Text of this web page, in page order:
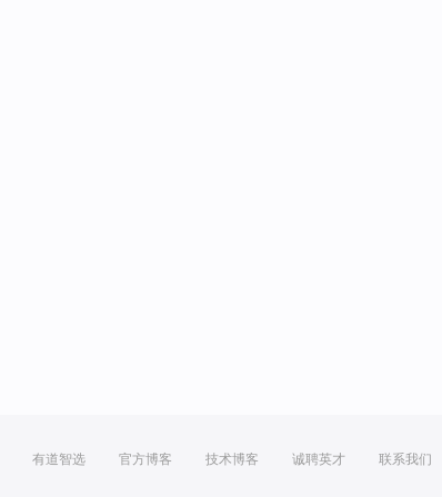
有道智选 官方博客 技术博客 诚聘英才 联系我们